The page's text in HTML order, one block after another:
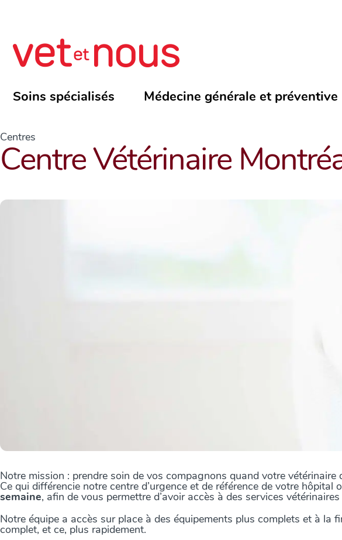
Soins spécialisés Médecine générale et préventive
Centres
Centre Vétérinaire
Notre mission : prendre soin de vos compagnons quand votre vétérinaire
Ce qui différencie notre centre d’urgence et de référence de votre
semaine, afin de vous permettre d’avoir accès à des services
Notre équipe a accès sur place à des équipements plus complets et à
complet, et ce, plus rapidement.